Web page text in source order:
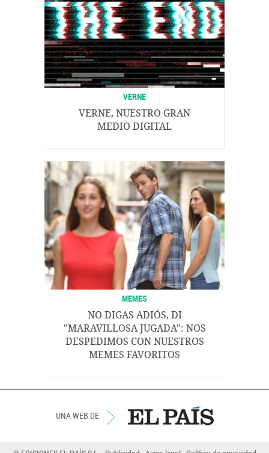
VERNE
VERNE, NUESTRO GRAN
MEDIO DIGITAL
MEMES
NO DIGAS ADIÓS, DI
"MARAVILLOSA JUGADA": NOS
DESPEDIMOS CON NUESTROS
MEMES FAVORITOS
UNA WEB DE